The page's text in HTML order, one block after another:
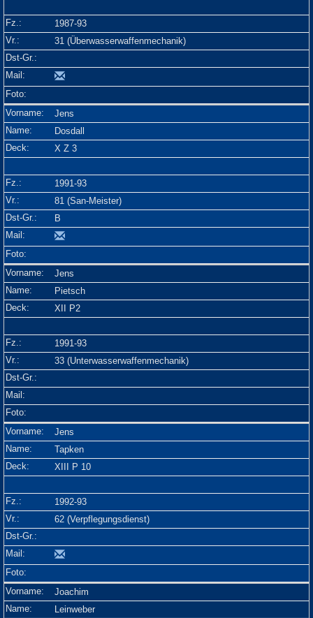
1987-93
31 (Überwasserwaffenmechanik)
Jens
Dosdall
X Z 3
1991-93
81 (San-Meister)
B
Jens
Pietsch
XII P2
1991-93
33 (Unterwasserwaffenmechanik)
Jens
Tapken
XIII P 10
1992-93
62 (Verpflegungsdienst)
Joachim
Leinweber